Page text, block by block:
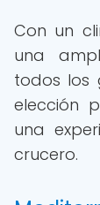
Con un
una
todos los
elección
una
crucero.